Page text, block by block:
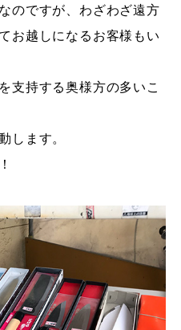
のですが、わざわざ遠方
お越しになるお客様もい
支持する奥様方の多いこ
します。